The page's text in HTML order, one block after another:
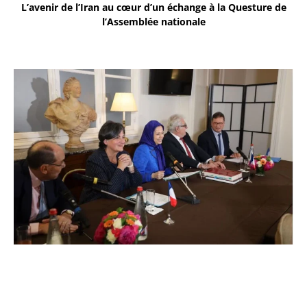
L’avenir de l’Iran au cœur d’un échange à la Questure de
l’Assemblée nationale